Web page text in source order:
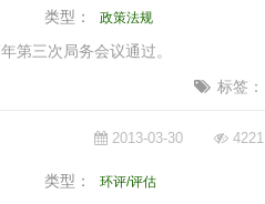
类型： 政策法规
第三次局务会议通过。
标签：
2013-03-30 4221
类型： 环评/评估